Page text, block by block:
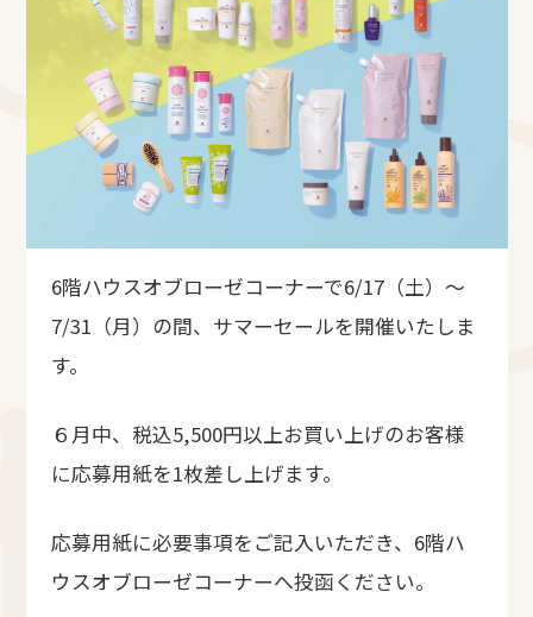
6階ハウスオブローゼコーナーで6/17（土）～
7/31（月）の間、サマーセールを開催いたしま
す。
６月中、税込5,500円以上お買い上げのお客様
に応募用紙を1枚差し上げます。
応募用紙に必要事項をご記入いただき、6階ハ
ウスオブローゼコーナーへ投函ください。